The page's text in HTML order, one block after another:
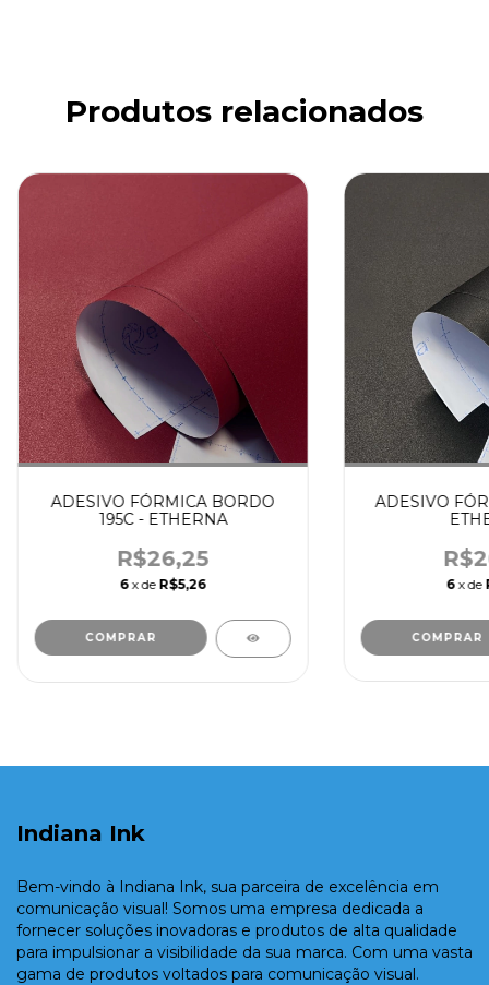
Produtos relacionados
ADESIVO FÓRMICA BORDO
195C - ETHERNA
R$26,25
6 x de R$5,26
COMPRAR
ADESIVO
6 x de
COMPRAR
Indiana Ink
Bem-vindo à Indiana Ink, sua parceira de excelência em
comunicação visual! Somos uma empresa dedicada a
fornecer soluções inovadoras e produtos de alta qualidade
para impulsionar a visibilidade da sua marca. Com uma vasta
gama de produtos voltados para comunicação visual.